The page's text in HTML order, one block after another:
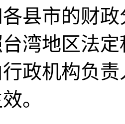
县市的财
湾地区法
政机构负
。